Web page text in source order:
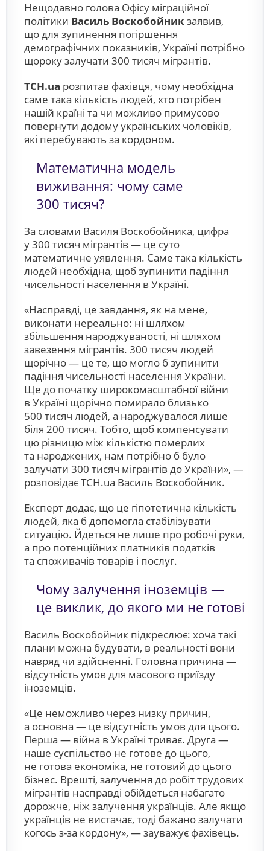
Нещодавно голова Офісу міграційної
політики Василь Воскобойникзаявив,
що для зупинення погіршення
демографічних показників, Україні потрібно
щороку залучати 300 тисяч мігрантів.
ТСН.ua розпитав фахівця, чому необхідна
саме така кількість людей, хто потрібен
нашій країні та чи можливо примусово
повернути додому українських чоловіків,
які перебувають за кордоном.
Математична модель
виживання: чому саме
300 тисяч?
За словами Василя Воскобойника, цифра
у 300 тисяч мігрантів — це суто
математичне уявлення. Саме така кількість
людей необхідна, щоб зупинити падіння
чисельності населення в Україні.
«Насправді, це завдання, як на мене,
виконати нереально: ні шляхом
збільшення народжуваності, ні шляхом
завезення мігрантів. 300 тисяч людей
щорічно — це те, що могло б зупинити
падіння чисельності населення України.
Ще до початку широкомасштабної війни
в Україні щорічно помирало близько
500 тисяч людей, а народжувалося лише
біля 200 тисяч. Тобто, щоб компенсувати
цю різницю між кількістю померлих
та народжених, нам потрібно б було
залучати 300 тисяч мігрантів до України», —
розповідає ТСН.ua Василь Воскобойник.
Експерт додає, що це гіпотетична кількість
людей, яка б допомогла стабілізувати
ситуацію. Йдеться не лише про робочі руки,
а про потенційних платників податків
та споживачів товарів і послуг.
Чому залучення іноземців —
це виклик, до якого ми не готові
Василь Воскобойник підкреслює: хоча такі
плани можна будувати, в реальності вони
навряд чи здійсненні. Головна причина —
відсутність умов для масового приїзду
іноземців.
«Це неможливо через низку причин,
а основна — це відсутність умов для цього.
Перша — війна в Україні триває. Друга —
наше суспільство не готове до цього,
не готова економіка, не готовий до цього
бізнес. Врешті, залучення до робіт трудових
мігрантів насправді обійдеться набагато
дорожче, ніж залучення українців. Але якщо
українців не вистачає, тоді бажано залучати
когось з-за кордону», — зауважує фахівець.